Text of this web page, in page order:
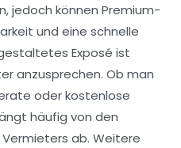
jedoch können Premium-
und eine schnelle
Exposé ist
anzusprechen. Ob man
oder kostenlose
häufig von den
ab. Weitere